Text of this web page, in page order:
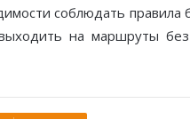
соблюдать правила
на маршруты без